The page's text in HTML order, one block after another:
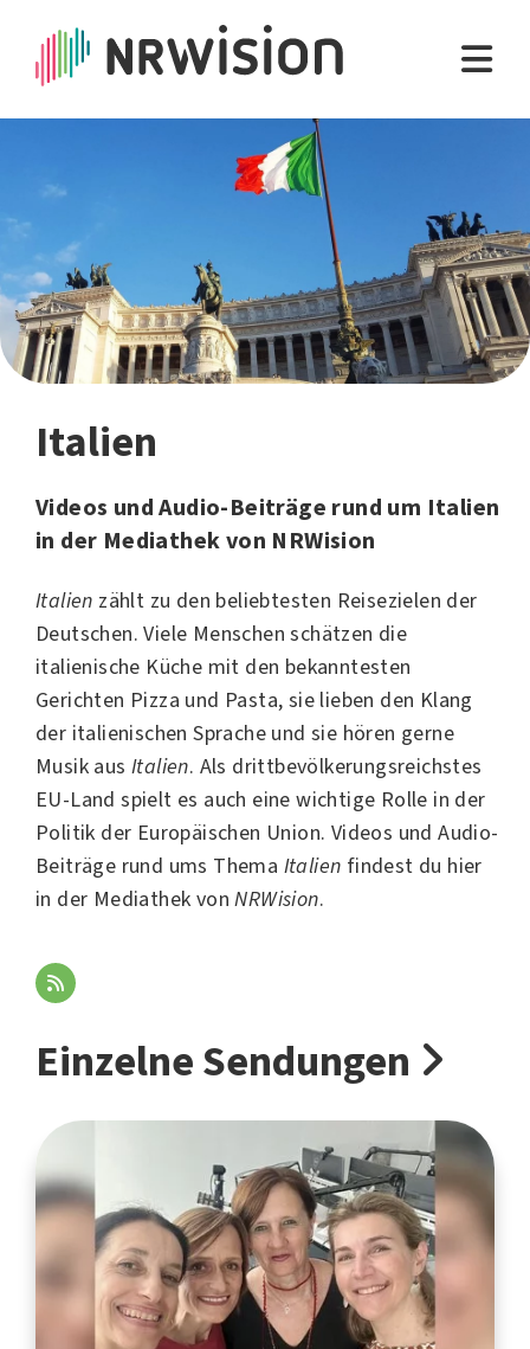
Italien
Videos und Audio-Beiträge rund um Italien
in der Mediathek von NRWision
Italien zählt zu den beliebtesten Reisezielen der
Deutschen. Viele Menschen schätzen die
italienische Küche mit den bekanntesten
Gerichten Pizza und Pasta, sie lieben den Klang
der italienischen Sprache und sie hören gerne
Musik aus Italien. Als drittbevölkerungsreichstes
EU-Land spielt es auch eine wichtige Rolle in der
Politik der Europäischen Union. Videos und Audio-
Beiträge rund ums Thema Italien findest du hier
in der Mediathek vonNRWision.
Einzelne Sendungen